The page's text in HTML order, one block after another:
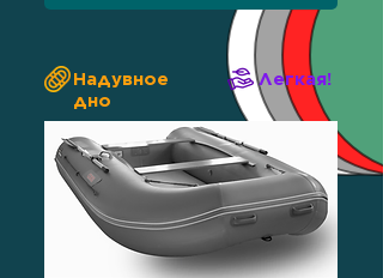
Надувное
дно
Легкая!